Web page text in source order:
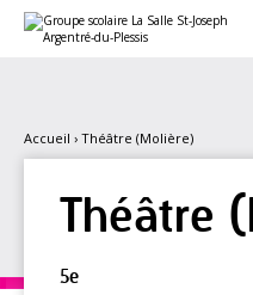
contenu.
personnels
Accueil › Théâtre (Molière)
Théâtre
5e